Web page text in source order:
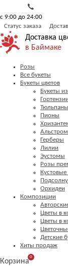
с 9:00 до 24:00
Статус заказа
Доставка
в Баймаке
Розы
Все букеты
Букеты цветов
Букеты
Тюльпаны
Пионы
Герберы
Лилии
Эустомы
Розы
Орхидеи
Композиции
Цветы в
Цветы в
Детские
Хиты продаж
Корзина
0